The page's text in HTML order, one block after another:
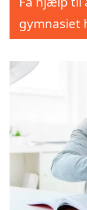
gymnasiet